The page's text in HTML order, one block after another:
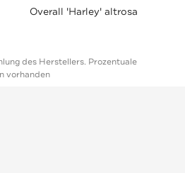
Overall 'Harley' altrosa
des Herstellers. Prozentuale
vorhanden